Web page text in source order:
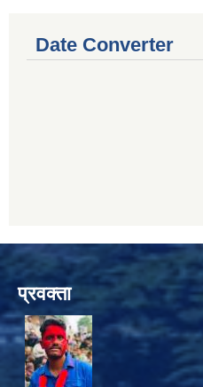
Date Converter
प्रवक्ता